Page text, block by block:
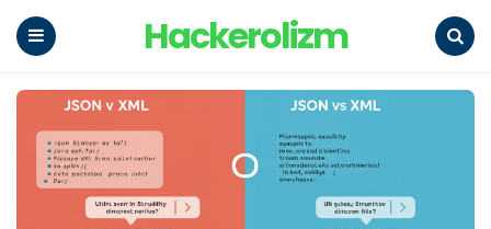
Hackerolizm